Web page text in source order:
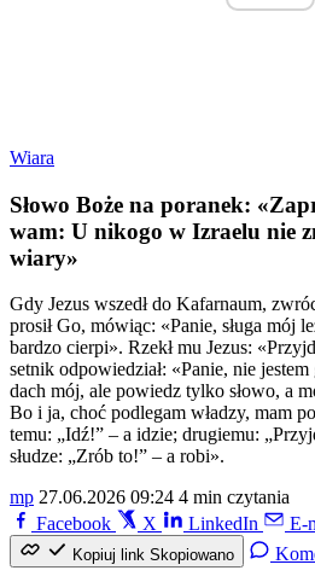
Wiara
Słowo Boże na poranek:
wam: U nikogo w Izraelu nie
wiary»
Gdy Jezus wszedł do Kafarnaum,
prosił Go, mówiąc: «Panie, sługa mój
bardzo cierpi». Rzekł mu Jezus:
setnik odpowiedział: «Panie, nie
dach mój, ale powiedz tylko słowo, a
Bo i ja, choć podlegam władzy, mam
temu: „Idź!” – a idzie; drugiemu:
słudze: „Zrób to!” – a robi».
mp 27.06.2026 09:24 4 min czytania
Facebook
X LinkedIn E-
Kopiuj link Skopiowano